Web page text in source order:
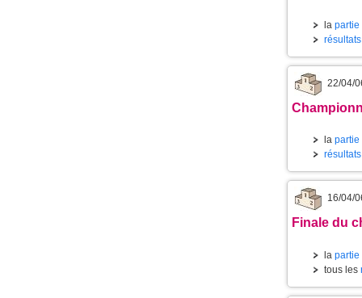
la partie
22/04/
la partie
résultats
16/04/
Finale du
la partie
tous les